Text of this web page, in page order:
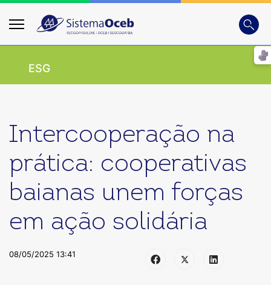
Busca
ESG
Intercooperação na
prática: cooperativas
baianas unem forças
em ação solidária
08/05/2025 13:41